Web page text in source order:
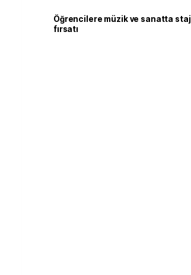
Öğrencilere müzik ve sanatta staj
fırsatı